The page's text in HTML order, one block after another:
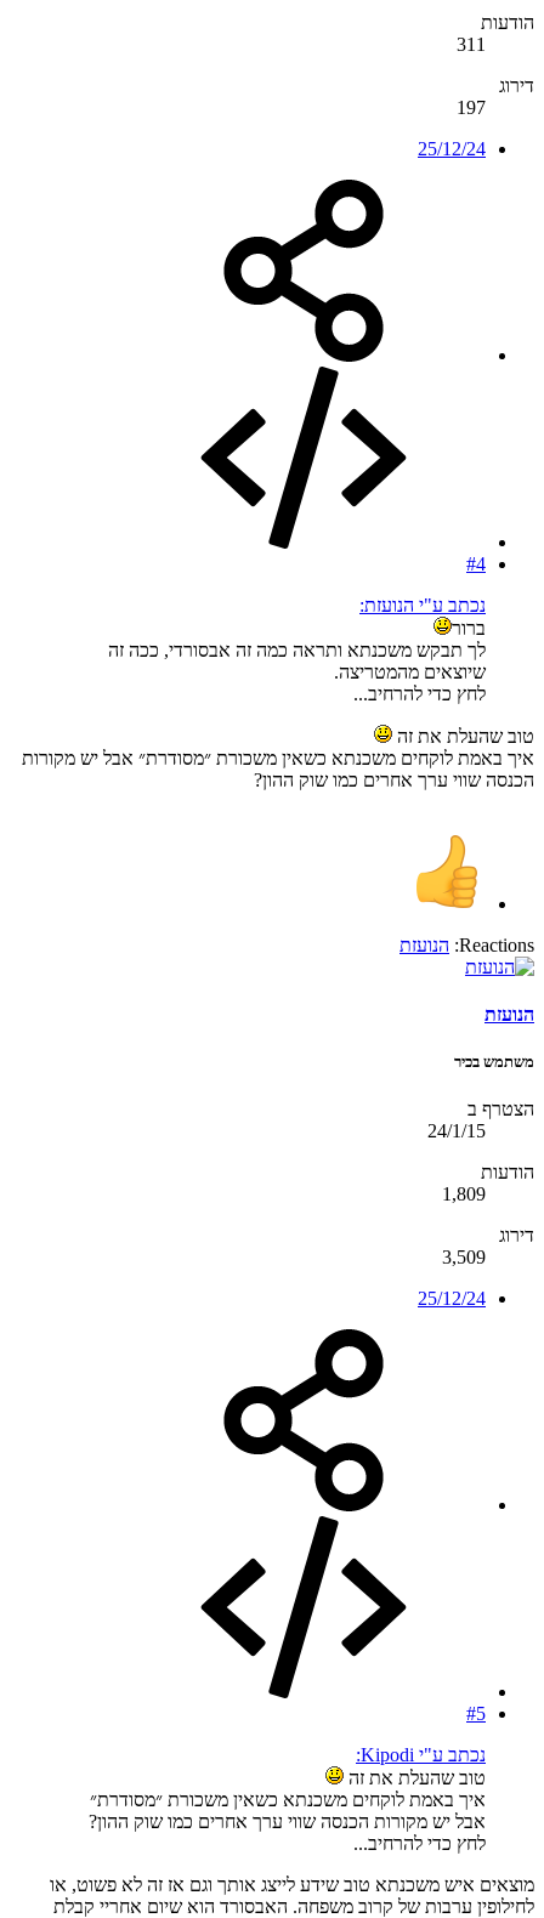
הודעות
311
דירוג
197
25/12/24
#4
נכתב ע"י הנועזת:
ברור
לך תבקש משכנתא ותראה כמה זה אבסורדי, ככה זה
שיוצאים מהמטריצה.
לחץ כדי להרחיב...
טוב שהעלת את זה
איך באמת לוקחים משכנתא כשאין משכורת ״מסודרת״ אבל יש מקורות
הכנסה שווי ערך אחרים כמו שוק ההון?
Reactions: הנועזת
הנועזת
משתמש בכיר
הצטרף ב
24/1/15
הודעות
1,809
דירוג
3,509
25/12/24
#5
נכתב ע"י Kipodi:
טוב שהעלת את זה
איך באמת לוקחים משכנתא כשאין משכורת ״מסודרת״
אבל יש מקורות הכנסה שווי ערך אחרים כמו שוק ההון?
לחץ כדי להרחיב...
מוצאים איש משכנתא טוב שידע לייצג אותך וגם אז זה לא פשוט, או
לחילופין ערבות של קרוב משפחה. האבסורד הוא שיום אחריי קבלת